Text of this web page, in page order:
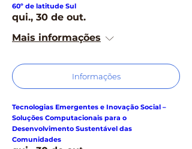
60º de latitude Sul
qui., 30 de out.
Mais informações
Informações
Tecnologias Emergentes e Inovação Social –
Soluções Computacionais para o
Desenvolvimento Sustentável das
Comunidades